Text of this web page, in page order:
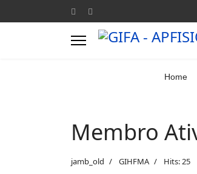
Home
Membro
jamb_old GIHFMA Hits: 25